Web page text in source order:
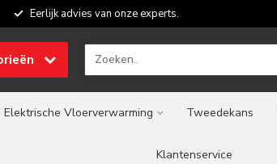
Eerlijk advies van onze experts.
Elektrische Vloerverwarming Tweedekans
Klantenservice